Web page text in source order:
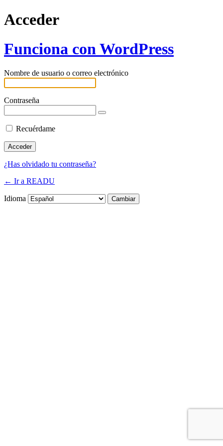
Acceder
Funciona con WordPress
Nombre de usuario o correo electrónico
Contraseña
Recuérdame
¿Has olvidado tu contraseña?
← Ir a READU
Idioma